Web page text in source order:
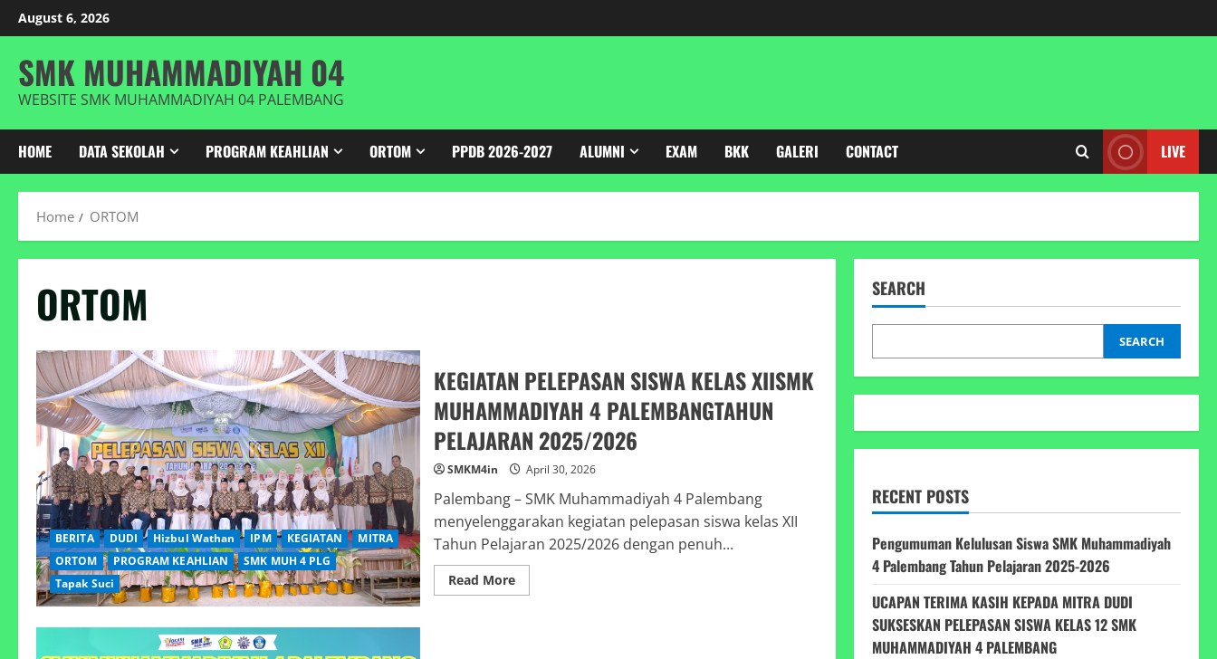
Skip
to
content
August 6, 2026
SMK MUHAMMADIYAH 04
WEBSITE SMK MUHAMMADIYAH 04 PALEMBANG
HOME DATA SEKOLAH PROGRAM KEAHLIAN ORTOM PPDB 2026-2027 ALUMNI EXAM BKK GALERI CONTACT LIVE
Home ORTOM
ORTOM
BERITA DUDI Hizbul Wathan IPM KEGIATAN
MITRA
ORTOM
PROGRAM KEAHLIAN
SMK MUH 4 PLG
Tapak Suci
KEGIATAN PELEPASAN SISWA KELAS XIISMK
MUHAMMADIYAH 4 PALEMBANGTAHUN
PELAJARAN 2025/2026
SMKM4in April 30, 2026
Palembang – SMK Muhammadiyah 4 Palembang
menyelenggarakan kegiatan pelepasan siswa kelas XII
Tahun Pelajaran 2025/2026 dengan penuh...
Read MoreRead
more
SEARCH
SEARCH
RECENT POSTS
Pengumuman Kelulusan Siswa SMK Muhammadiyah
4 Palembang Tahun Pelajaran 2025-2026
UCAPAN TERIMA KASIH KEPADA MITRA DUDI
SUKSESKAN PELEPASAN SISWA KELAS 12 SMK
MUHAMMADIYAH 4 PALEMBANG